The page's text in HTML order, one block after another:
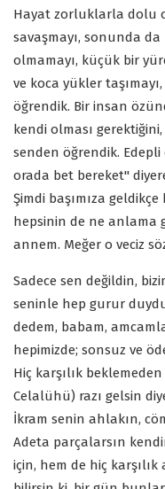
Hayat zorluklarla dolu
savaşmayı, sonunda da
olmamayı, küçük bir
ve koca yükler
öğrendik. Bir insan
kendi olması
senden öğrendik.
orada bet bereket"
Şimdi başımıza
hepsinin de ne anlama
annem. Meğer o veciz
Sadece sen değildin,
seninle hep gurur
dedem, babam,
hepimizde; sonsuz ve
Hiç karşılık
Celalühü) razı gelsin
İkram senin ahlakın,
Adeta parçalarsın
için, hem de hiç